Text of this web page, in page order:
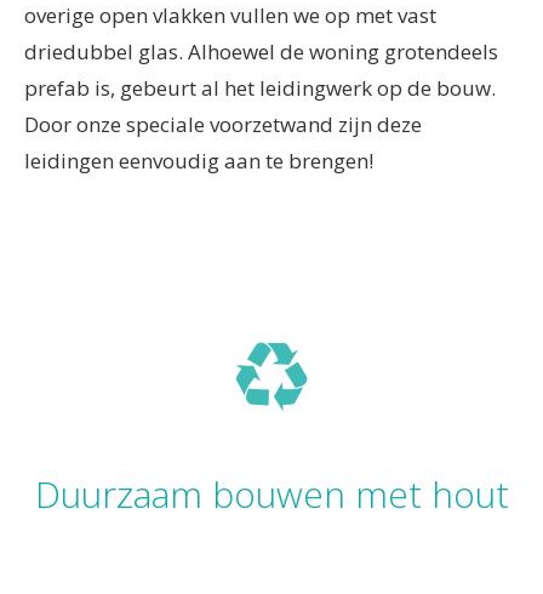
overige open vlakken vullen we op met vast
driedubbel glas. Alhoewel de woning grotendeels
prefab is, gebeurt al het leidingwerk op de bouw.
Door onze speciale voorzetwand zijn deze
leidingen eenvoudig aan te brengen!
Duurzaam bouwen met hout